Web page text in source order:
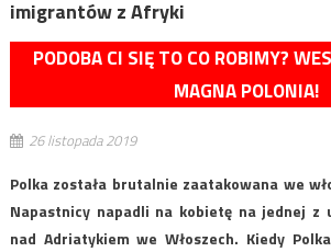
imigrantów z Afryki
PODOBA CI SIĘ TO CO ROBIMY?
MAGNA POLONIA!
26 listopada 2019
Polka została brutalnie zaatakowana we
Napastnicy napadli na kobietę na jednej z
nad Adriatykiem we Włoszech. Kiedy